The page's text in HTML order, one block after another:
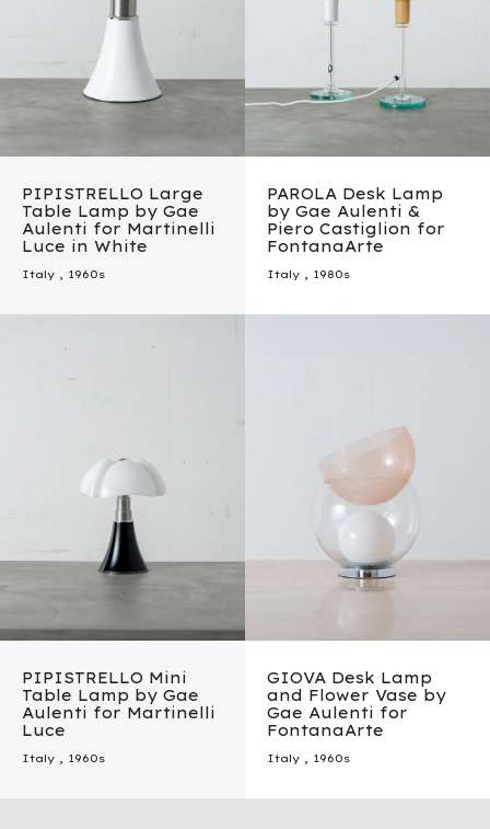
PIPISTRELLO Large
Table Lamp by Gae
Aulenti for Martinelli
Luce in White
Italy 1960s
PAROLA Desk Lamp
by Gae Aulenti &
Piero Castiglion for
FontanaArte
Italy 1980s
PIPISTRELLO Mini
Table Lamp by Gae
Aulenti for Martinelli
Luce
Italy , 1960s
GIOVA Desk Lamp
and Flower Vase by
Gae Aulenti for
FontanaArte
Italy , 1960s